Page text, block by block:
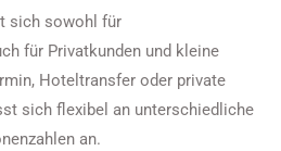
sich sowohl für
für Privatkunden und kleine
Hoteltransfer oder private
sich flexibel an unterschiedliche
an.